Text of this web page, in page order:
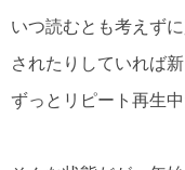
いつ読むとも考えず
されたりしていれば
ずっとリピート再生中